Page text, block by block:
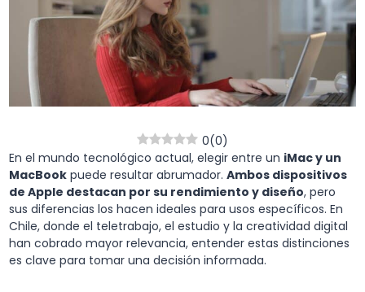
0(0)
En el mundo tecnológico actual, elegir entre un iMac y un
MacBook puede resultar abrumador. Ambos dispositivos
de Apple destacan por su rendimiento y diseño, pero
sus diferencias los hacen ideales para usos específicos. En
Chile, donde el teletrabajo, el estudio y la creatividad digital
han cobrado mayor relevancia, entender estas distinciones
es clave para tomar una decisión informada.